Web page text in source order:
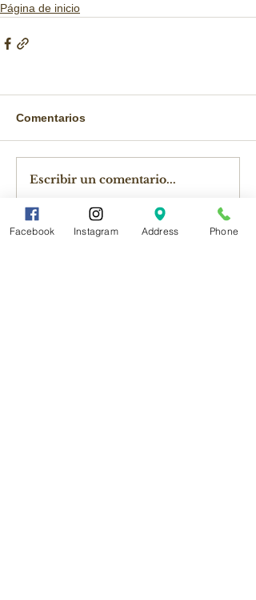
Página de inicio
Comentarios
Escribir un comentario...
Facebook Instagram Address Phone